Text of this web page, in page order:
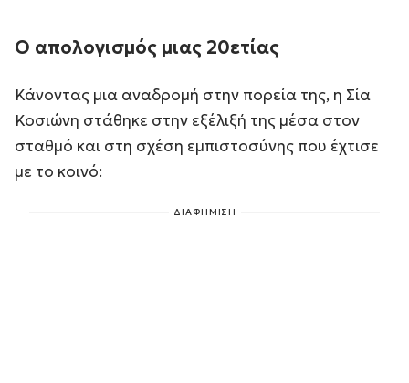
Ο απολογισμός μιας 20ετίας
Κάνοντας μια αναδρομή στην πορεία της, η Σία
Κοσιώνη στάθηκε στην εξέλιξή της μέσα στον
σταθμό και στη σχέση εμπιστοσύνης που έχτισε
με το κοινό:
ΔΙΑΦΗΜΙΣΗ